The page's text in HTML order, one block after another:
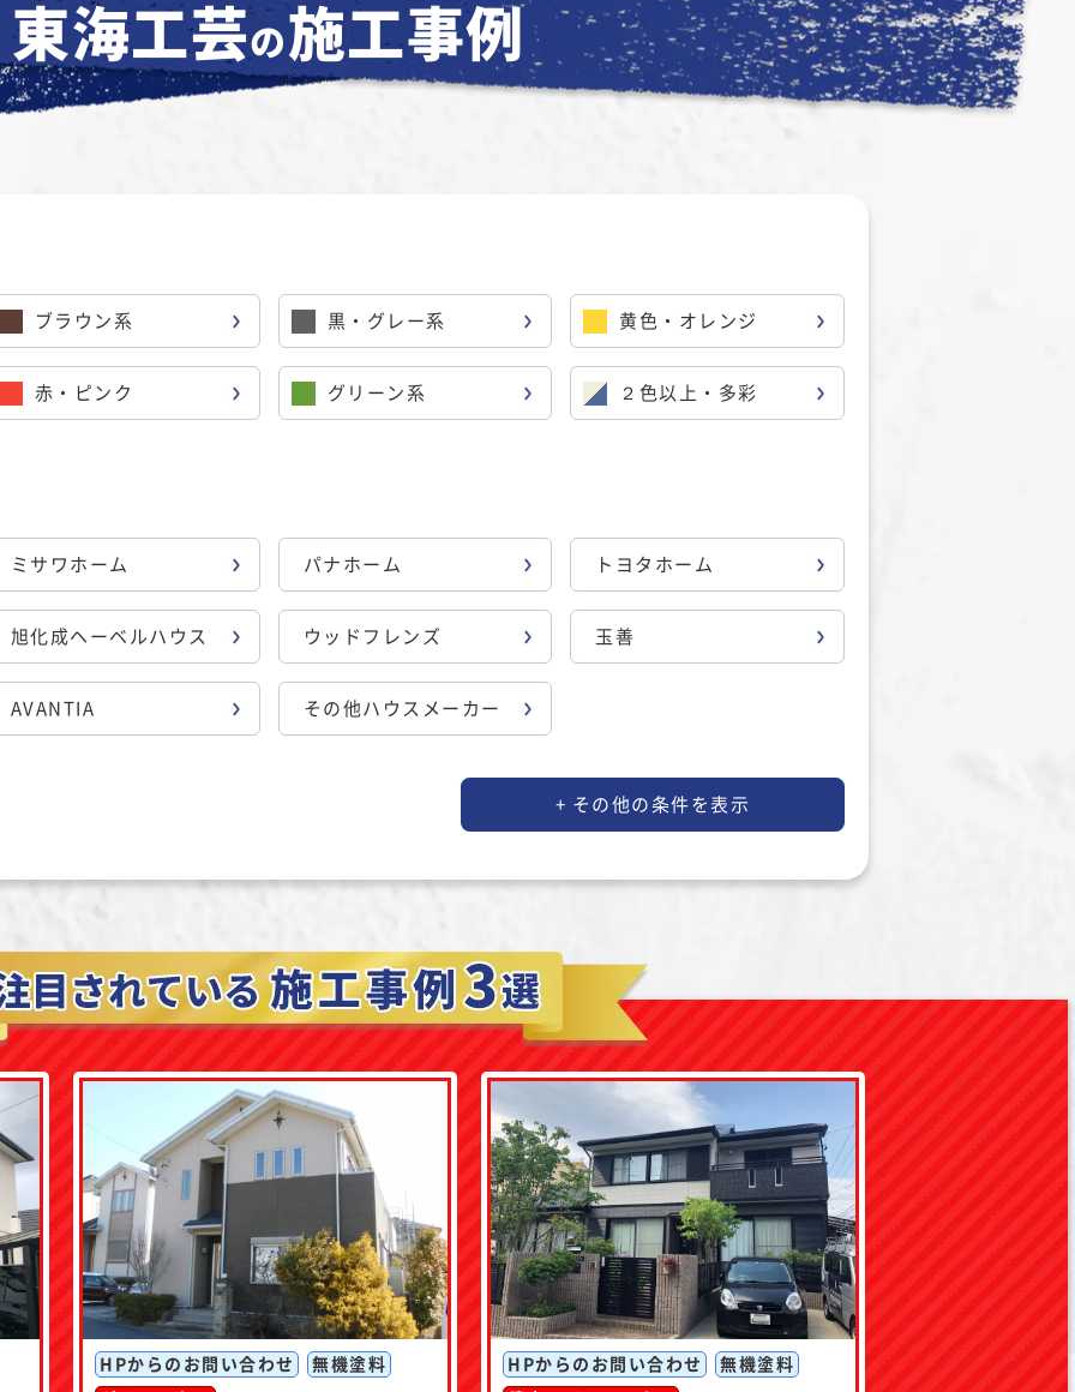
東海工芸の施工事例
ブラウン系 黒・グレー系 黄色・オレンジ
赤・ピンク グリーン系 ２色以上・多彩
ミサワホーム パナホーム トヨタホーム
旭化成ヘーベルハウス ウッドフレンズ 玉善
AVANTIA その他ハウスメーカー
HPからのお問い合わせ 無機塗料 HPからのお問い合わせ 無機塗料